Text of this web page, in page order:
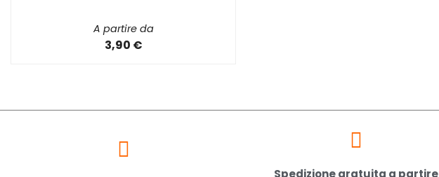
A partire da
3,90 €
Spedizione gratuita a partire